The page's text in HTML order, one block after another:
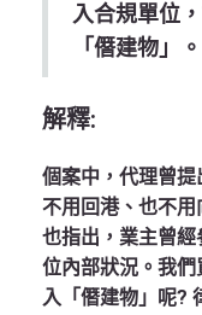
入合規單位
「僭建物」。
解釋:
個案中，代理曾
不用回港、也不
也指出，業主曾
位內部狀況。我
入「僭建物」呢?